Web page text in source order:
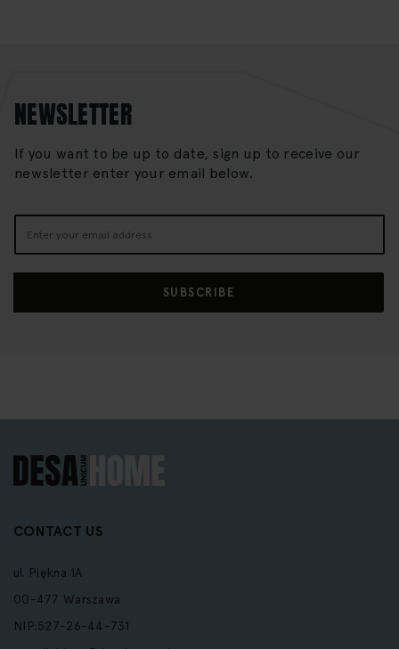
NEWSLETTER
If you want to be up to date, sign up to receive our
newsletter enter your email below.
Up
SUBSCRIBE
CONTACT US
ul. Piękna 1A
00-477 Warszawa
NIP:527-26-44-731